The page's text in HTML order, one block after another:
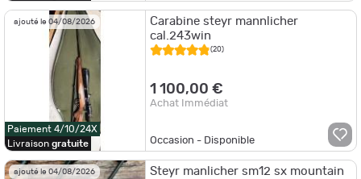
ajouté le 04/08/2026
Paiement 4/10/24X
Livraison gratuite
Carabine steyr mannlicher
cal.243win
(20)
1 100,00 €
Achat Immédiat
Occasion - Disponible
ajouté le 04/08/2026
Steyr manlicher sm12 sx mountain